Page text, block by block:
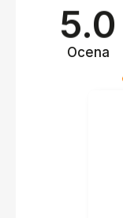
5.0
Ocena